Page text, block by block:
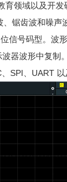
育领域以及开
、锯齿波和噪声
信号码型。波
器波形中复制
、SPI、UART 以